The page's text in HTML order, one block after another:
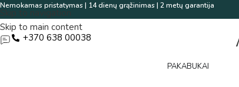
Skip to navigation
Skip to main content
Nemokamas pristatymas | 14 dienų grąžinimas | 2 metų garantija
+370 638 00038
PAKABUKAI